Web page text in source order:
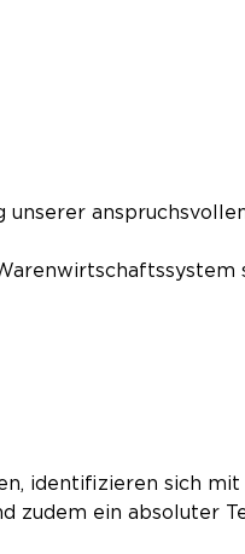
identifizieren sich mit
zudem ein absoluter